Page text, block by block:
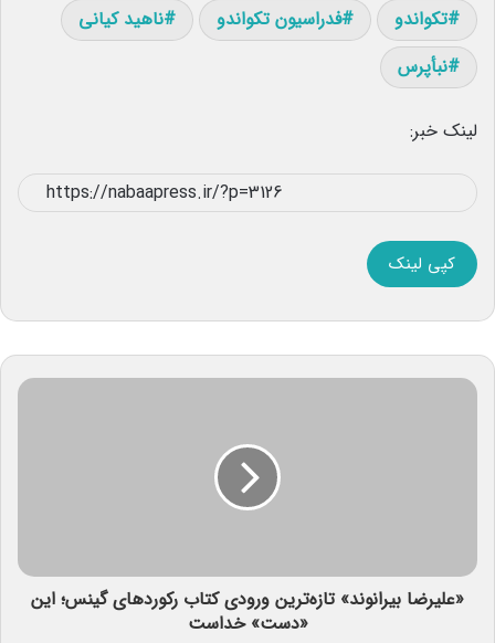
تکواندو فدراسیون تکواندو
ناهید کیانی
نبأپرس
لینک خبر:
کپی لینک
«علیرضا بیرانوند» تازه‌ترین ورودی کتاب رکوردهای گینس؛ این
«دست» خداست